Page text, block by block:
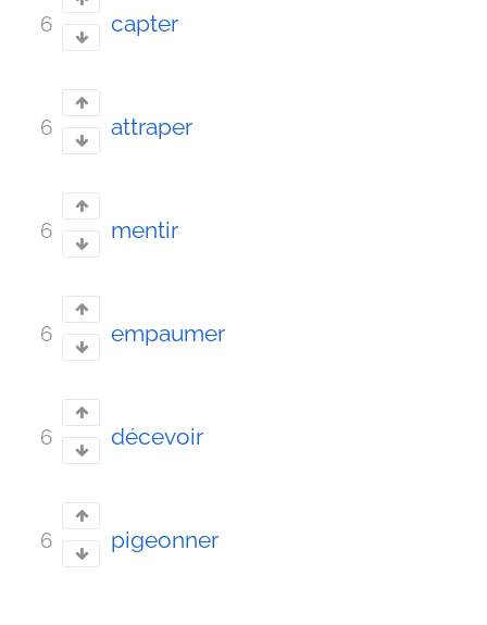
6 capter
6 attraper
6 mentir
6 empaumer
6 décevoir
6 pigeonner